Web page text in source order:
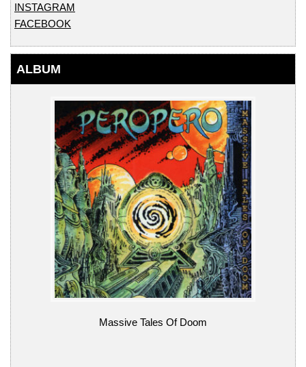
INSTAGRAM
FACEBOOK
ALBUM
Massive Tales Of Doom